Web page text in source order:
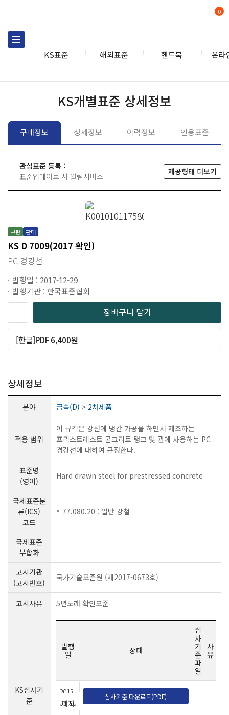
KS표준 해외표준 핸드북 온라
0
KS개별표준 상세정보
구매정보 상세정보 이력정보 인용표준
관심표준 등록 :
표준업데이트 시 알림서비스
제공형태 더보기
구판 판매
KS D 7009(2017 확인)
PC 경강선
발행일 : 2017-12-29
발행기관 : 한국표준협회
장바구니 담기
[한글]PDF 6,400원
상세정보
분야 금속(D) > 2차제품
적용 범위
이 규격은 강선에 냉간 가공을 하면서 제조하는
프리스트레스트 콘크리트 탱크 및 관에 사용하는 PC
경강선에 대하여 규정한다.
표준명
(영어)
Hard drawn steel for prestressed concrete
국제표준분
류(ICS)
코드
77.080.20 : 일반 강철
국제표준
부합화
고시기관
(고시번호)
국가기술표준원 (제2017-0673호)
고시사유 5년도래 확인표준
KS심사기
준
발행
일
상태
심
사
기
준
파
일
사
유
2013-
05-10
폐지
심사기준 다운로드(PDF)